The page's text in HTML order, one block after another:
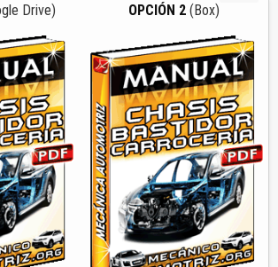
Drive) OPCIÓN 2(Box)